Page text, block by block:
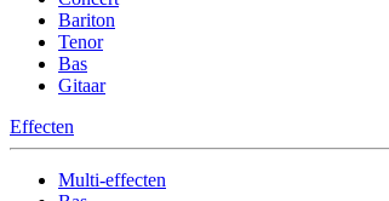
Bariton
Tenor
Bas
Gitaar
Effecten
Multi-effecten